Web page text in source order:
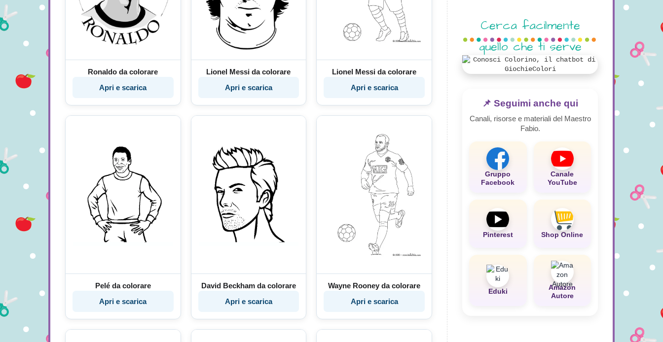
Ronaldo da colorare
Apri e scarica
Lionel Messi da colorare
Apri e scarica
Lionel Messi da colorare
Apri e scarica
Pelé da colorare
Apri e scarica
David Beckham da colorare
Apri e scarica
Wayne Rooney da colorare
Apri e scarica
Cerca facilmente
quello che ti serve
📌 Seguimi anche qui
Canali, risorse e materiali del Maestro
Fabio.
Gruppo
Facebook
Canale
YouTube
Pinterest Shop Online
Eduki
Amazon
Autore